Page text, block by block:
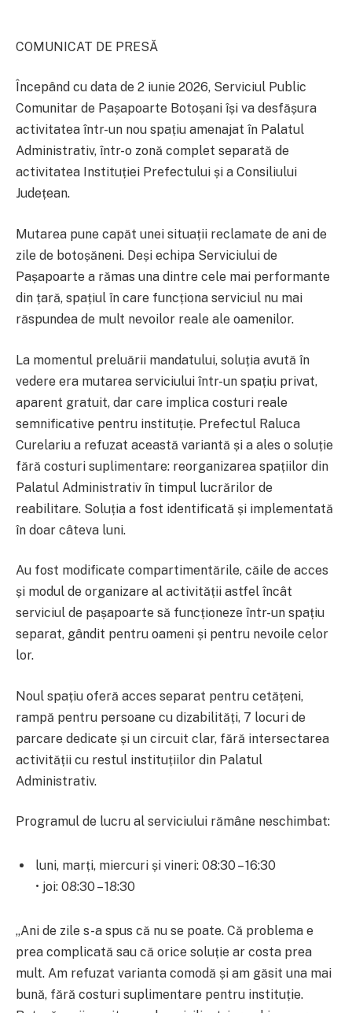
COMUNICAT DE PRESĂ
Începând cu data de 2 iunie 2026, Serviciul Public
Comunitar de Pașapoarte Botoșani își va desfășura
activitatea într-un nou spațiu amenajat în Palatul
Administrativ, într-o zonă complet separată de
activitatea Instituției Prefectului și a Consiliului
Județean.
Mutarea pune capăt unei situații reclamate de ani de
zile de botoșăneni. Deși echipa Serviciului de
Pașapoarte a rămas una dintre cele mai performante
din țară, spațiul în care funcționa serviciul nu mai
răspundea de mult nevoilor reale ale oamenilor.
La momentul preluării mandatului, soluția avută în
vedere era mutarea serviciului într-un spațiu privat,
aparent gratuit, dar care implica costuri reale
semnificative pentru instituție. Prefectul Raluca
Curelariu a refuzat această variantă și a ales o soluție
fără costuri suplimentare: reorganizarea spațiilor din
Palatul Administrativ în timpul lucrărilor de
reabilitare. Soluția a fost identificată și implementată
în doar câteva luni.
Au fost modificate compartimentările, căile de acces
și modul de organizare al activității astfel încât
serviciul de pașapoarte să funcționeze într-un spațiu
separat, gândit pentru oameni și pentru nevoile celor
lor.
Noul spațiu oferă acces separat pentru cetățeni,
rampă pentru persoane cu dizabilități, 7 locuri de
parcare dedicate și un circuit clar, fără intersectarea
activității cu restul instituțiilor din Palatul
Administrativ.
Programul de lucru al serviciului rămâne neschimbat:
luni, marți, miercuri și vineri: 08:30 – 16:30
• joi: 08:30 – 18:30
„Ani de zile s-a spus că nu se poate. Că problema e
prea complicată sau că orice soluție ar costa prea
mult. Am refuzat varianta comodă și am găsit una mai
bună, fără costuri suplimentare pentru instituție.